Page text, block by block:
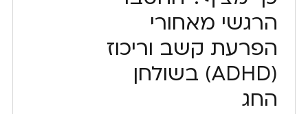
הרגשי מאחורי
הפרעת קשב וריכוז
(ADHD) בשולחן
החג